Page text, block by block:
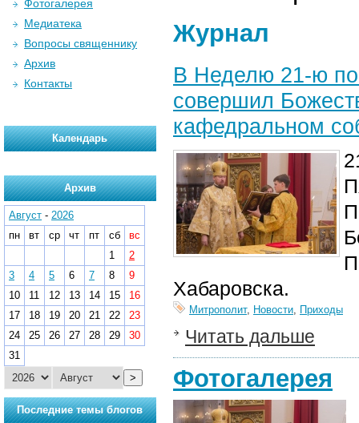
Журнал
В Неделю 21-ю по
совершил
кафедральном
Хабаровска.
Митрополит, Новости, Приходы
Читать дальше
Фотогалерея
Фотогалерея
Медиатека
Вопросы священнику
Архив
Контакты
Календарь
Архив
Август - 2026
пн
вт ср чт пт сб
вс
1
2
3
4 5 6 7 8
9
10
11 12 13 14 15
16
17
18 19 20 21 22
23
24
25 26 27 28 29
30
31
>
Последние темы блогов